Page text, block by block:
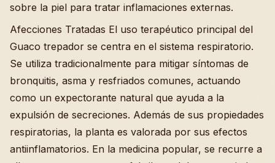
sobre la piel para tratar inflamaciones externas.
Afecciones Tratadas El uso terapéutico principal del
Guaco trepador se centra en el sistema respiratorio.
Se utiliza tradicionalmente para mitigar síntomas de
bronquitis, asma y resfriados comunes, actuando
como un expectorante natural que ayuda a la
expulsión de secreciones. Además de sus propiedades
respiratorias, la planta es valorada por sus efectos
antiinflamatorios. En la medicina popular, se recurre a